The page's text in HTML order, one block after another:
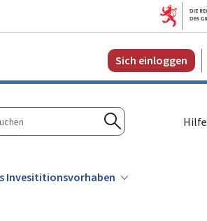
Sich einloggen
Suchen
Hilfe
Invesititionsvorhaben